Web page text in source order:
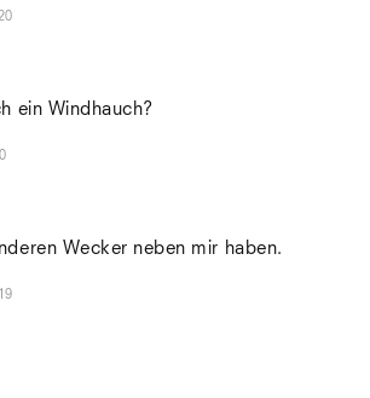
ein Windhauch?
Wecker neben mir haben.